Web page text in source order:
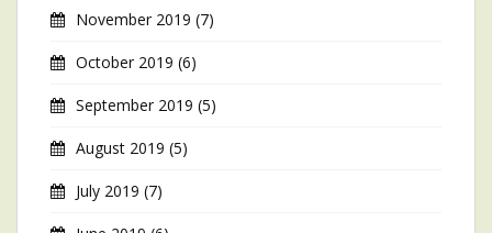
November 2019 (7)
October 2019 (6)
September 2019 (5)
August 2019 (5)
July 2019 (7)